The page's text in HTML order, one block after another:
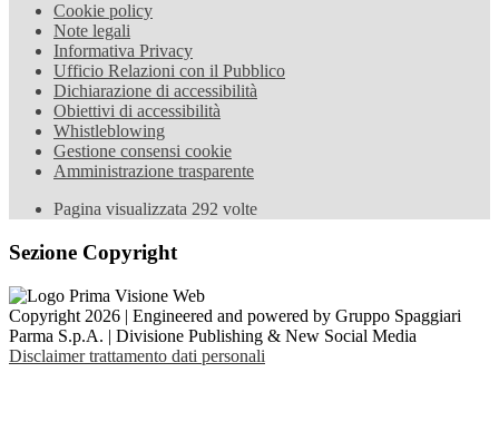
Cookie policy
Note legali
Informativa Privacy
Ufficio Relazioni con il Pubblico
Dichiarazione di accessibilità
Obiettivi di accessibilità
Whistleblowing
Gestione consensi cookie
Amministrazione trasparente
Pagina visualizzata 292 volte
Sezione Copyright
Copyright 2026 | Engineered and powered by Gruppo Spaggiari
Parma S.p.A. | Divisione Publishing & New Social Media
Disclaimer trattamento dati personali